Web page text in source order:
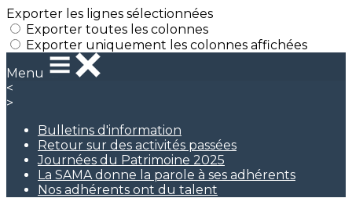
Exporter les lignes sélectionnées
Exporter toutes les colonnes
Exporter uniquement les colonnes affichées
Menu
<
>
Bulletins d'information
Retour sur des activités passées
Journées du Patrimoine 2025
La SAMA donne la parole à ses adhérents
Nos adhérents ont du talent